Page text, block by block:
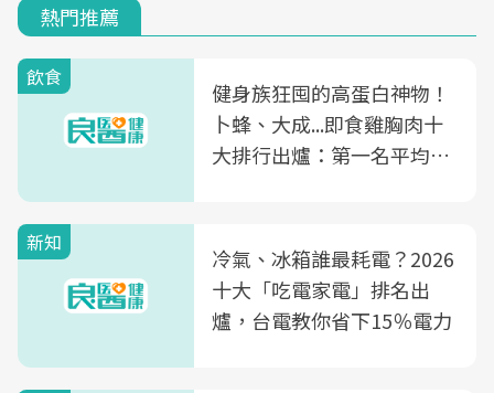
熱門推薦
飲食
健身族狂囤的高蛋白神物！
卜蜂、大成...即食雞胸肉十
大排行出爐：第一名平均一
新知
冷氣、冰箱誰最耗電？2026
十大「吃電家電」排名出
爐，台電教你省下15％電力